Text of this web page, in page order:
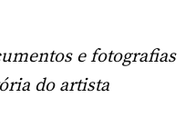
e fotografias
do artista